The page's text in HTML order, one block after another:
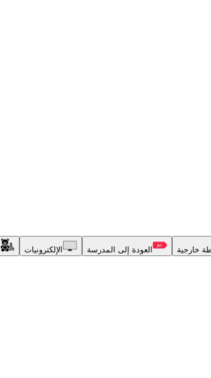
خارجية العودة إلى المدرسة الإلكترونيات